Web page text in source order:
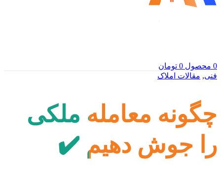
0 محصول 0 تومان
فنی, مقالات املاک
چگونه معامله ملکی
را جوش دهیم ✔️